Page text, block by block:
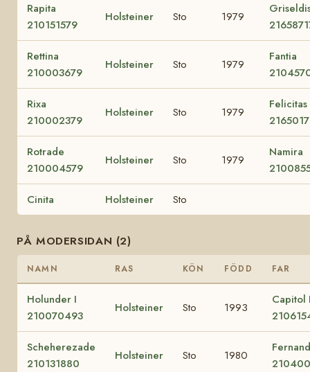
Rapita
210151579
Holsteiner Sto 1979
Rettina
210003679
Holsteiner Sto 1979
Fantia
Rixa
210002379
Holsteiner Sto 1979
Felicitas
Rotrade
210004579
Holsteiner Sto 1979
Namira
Cinita Holsteiner Sto
PÅ MODERSIDAN (2)
NAMN RAS KÖN FÖDD FAR
Holunder I
210070493
Holsteiner Sto 1993
Capitol
Scheherezade
210131880
Holsteiner Sto 1980